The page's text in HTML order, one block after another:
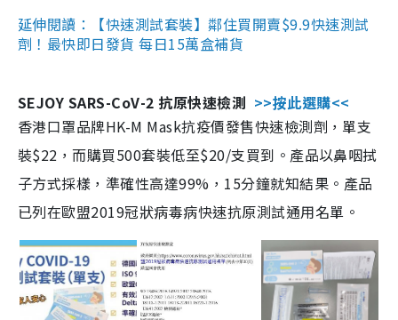
延伸閱讀：【快速測試套裝】鄰住買開賣$9.9快速測試
劑！最快即日發貨 每日15萬盒補貨
SEJOY SARS-CoV-2 抗原快速檢測 >>按此選購<<
香港口罩品牌HK-M Mask抗疫價發售快速檢測劑，單支
裝$22，而購買500套裝低至$20/支買到。產品以鼻咽拭
子方式採樣，準確性高達99%，15分鐘就知結果。產品
已列在歐盟2019冠狀病毒病快速抗原測試通用名單。